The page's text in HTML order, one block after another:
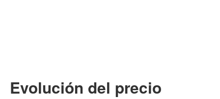
Evolución del precio